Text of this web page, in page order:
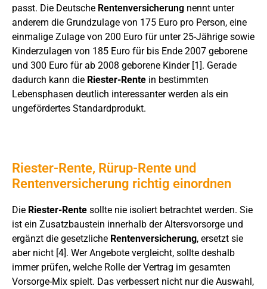
passt. Die Deutsche Rentenversicherung nennt unter
anderem die Grundzulage von 175 Euro pro Person, eine
einmalige Zulage von 200 Euro für unter 25-Jährige sowie
Kinderzulagen von 185 Euro für bis Ende 2007 geborene
und 300 Euro für ab 2008 geborene Kinder [1]. Gerade
dadurch kann die Riester-Rente in bestimmten
Lebensphasen deutlich interessanter werden als ein
ungefördertes Standardprodukt.
Riester-Rente, Rürup-Rente und
Rentenversicherung richtig einordnen
Die Riester-Rente sollte nie isoliert betrachtet werden. Sie
ist ein Zusatzbaustein innerhalb der Altersvorsorge und
ergänzt die gesetzliche Rentenversicherung, ersetzt sie
aber nicht [4]. Wer Angebote vergleicht, sollte deshalb
immer prüfen, welche Rolle der Vertrag im gesamten
Vorsorge-Mix spielt. Das verbessert nicht nur die Auswahl,